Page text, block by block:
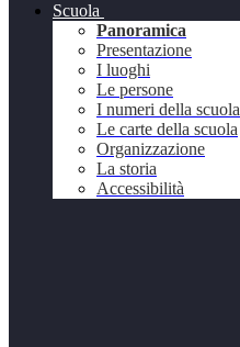
Scuola
Panoramica
Presentazione
I luoghi
Le persone
I numeri della scuola
Le carte della scuola
Organizzazione
La storia
Accessibilità